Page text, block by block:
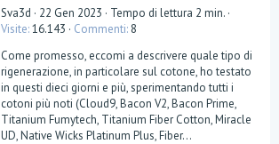
Sva3d 22 Gen 2023
Tempo di lettura 2 min.
Visite 16.143 Commenti 8
Come promesso, eccomi a descrivere quale tipo di
rigenerazione, in particolare sul cotone, ho testato
in questi dieci giorni e più, sperimentando tutti i
cotoni più noti (Cloud9, Bacon V2, Bacon Prime,
Titanium Fumytech, Titanium Fiber Cotton, Miracle
UD, Native Wicks Platinum Plus, Fiber...